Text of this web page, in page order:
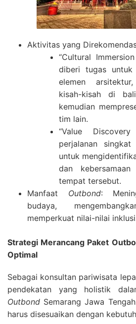
Aktivitas yang
“Cultural
diberi tugas untuk
elemen
kisah-kisah di
kemudian
tim lain.
“Value
perjalanan
untuk
dan
tempat tersebut.
Manfaat Outbond:
budaya,
memperkuat nilai-nilai
Strategi Merancang Paket
Optimal
Sebagai konsultan pariwisata
pendekatan yang holistik
Outbond Semarang Jawa
harus disesuaikan dengan